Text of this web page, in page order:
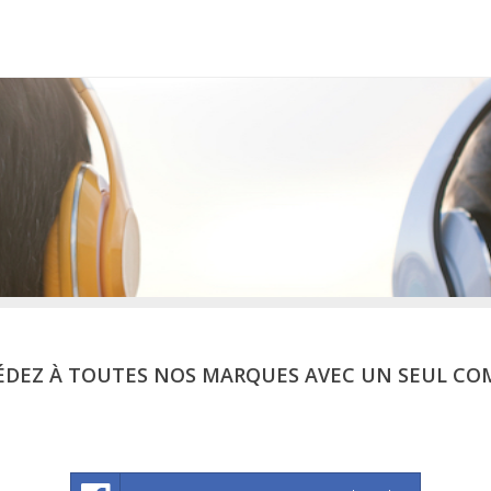
À TOUTES NOS MARQUES AVEC UN SEUL